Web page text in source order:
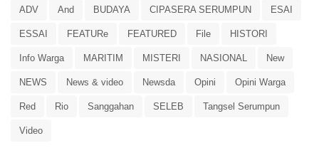
ADV And BUDAYA CIPASERA SERUMPUN ESAI
ESSAI FEATURe FEATURED File HISTORI
Info Warga MARITIM MISTERI NASIONAL New
NEWS News & video Newsda Opini Opini Warga
Red Rio Sanggahan SELEB Tangsel Serumpun
Video